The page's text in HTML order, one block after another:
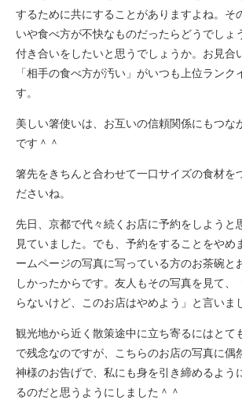
するために共にすることがありますよね。そ
いや食べ方が不快なものだったらどうでしょ
付き合いをしたいと思うでしょうか。お見合
「相手の食べ方が汚い」がいつも上位ラン
す。
美しい箸使いは、お互いの信頼関係にもつな
です＾＾
箸先をきちんと合わせて一口サイズの食材を
ださいね。
先日、京都で代々続くお店に予約をしようと
見ていました。でも、予約をすることをやめ
ームページの写真に写っている方のお茶碗と
しかったからです。友人もその写真を見て、
らないけど、このお店はやめよう」と言いま
観光地から近く散策途中に立ち寄るにはとて
で残念なのですが、こちらのお店の写真に偶
神様のお告げで、私にも身を引き締めるよう
るのだと思うようにしました＾＾